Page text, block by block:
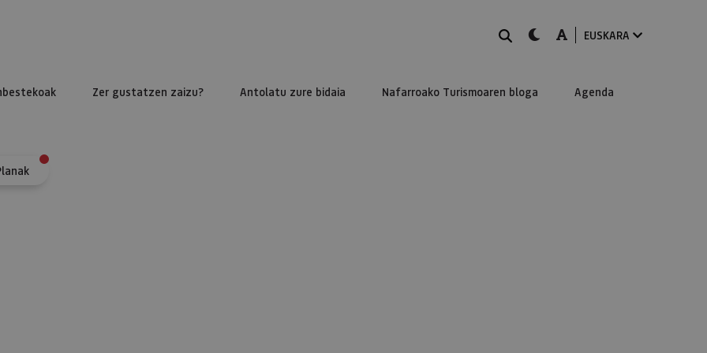
BILATUdark-mode
A-modeEUSKARA
Zer gustatzen zaizu? Antolatu zure bidaia Nafarroako Turismoaren bloga Agenda